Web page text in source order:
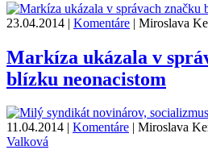
23.04.2014 | Komentáre | Miroslava
Markíza ukázala v
blízku neonacistom
11.04.2014 | Komentáre | Miroslava
Valková